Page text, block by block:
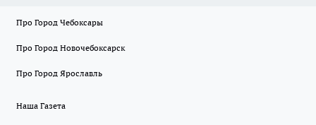
Про Город Чебоксары
Про Город Новочебоксарск
Про Город Ярославль
Наша Газета